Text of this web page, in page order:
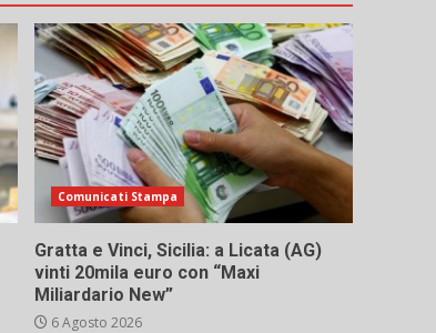
Comunicati Stampa
Gratta e Vinci, Sicilia: a Licata (AG)
vinti 20mila euro con “Maxi
Miliardario New”
6 Agosto 2026